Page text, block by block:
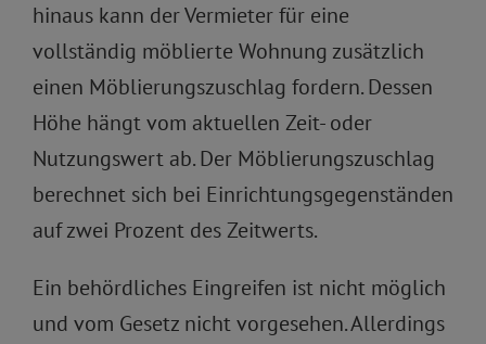
hinaus kann der Vermieter für eine
vollständig möblierte Wohnung zusätzlich
einen Möblierungszuschlag fordern. Dessen
Höhe hängt vom aktuellen Zeit- oder
Nutzungswert ab. Der Möblierungszuschlag
berechnet sich bei Einrichtungsgegenständen
auf zwei Prozent des Zeitwerts.
Ein behördliches Eingreifen ist nicht möglich
und vom Gesetz nicht vorgesehen. Allerdings